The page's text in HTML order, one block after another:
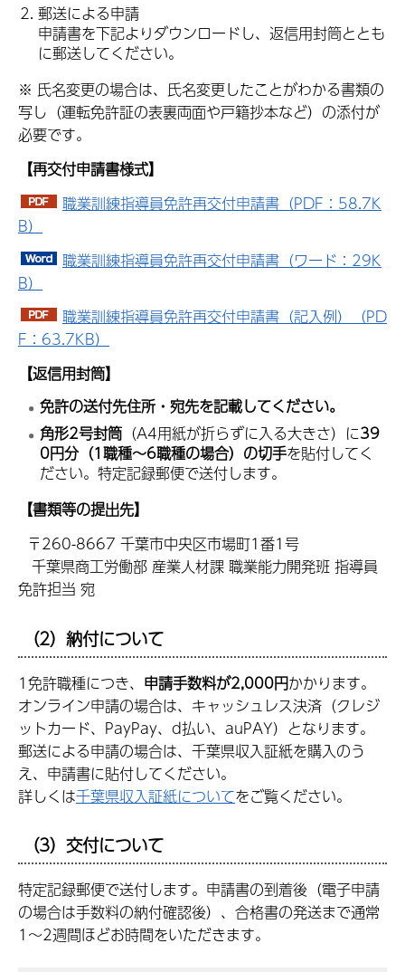
郵送による申請
申請書を下記よりダウンロードし、返信用封筒ととも
に郵送してください。
※ 氏名変更の場合は、氏名変更したことがわかる書類の
写し（運転免許証の表裏両面や戸籍抄本など）の添付が
必要です。
【再交付申請書様式】
職業訓練指導員免許再交付申請書（PDF：58.7K
B）
職業訓練指導員免許再交付申請書（ワード：29K
B）
職業訓練指導員免許再交付申請書（記入例）（PD
F：63.7KB）
【返信用封筒】
免許の送付先住所・宛先を記載してください。
角形2号封筒 （A4用紙が折らずに入る大きさ）に39
0円分（1職種～6職種の場合）の切手を貼付してく
ださい。特定記録郵便で送付します。
【書類等の提出先】
〒260-8667 千葉市中央区市場町1番1号
千葉県商工労働部 産業人材課 職業能力開発班 指導員
免許担当 宛
（2）納付について
1免許職種につき、 申請手数料が2,000円かかります。
オンライン申請の場合は、キャッシュレス決済（クレジ
ットカード、PayPay、d払い、auPAY）となります。
郵送による申請の場合は、千葉県収入証紙を購入のう
え、申請書に貼付してください。
詳しくは千葉県収入証紙についてをご覧ください。
（3）交付について
特定記録郵便で送付します。申請書の到着後（電子申請
の場合は手数料の納付確認後）、合格書の発送まで通常
1～2週間ほどお時間をいただきます。